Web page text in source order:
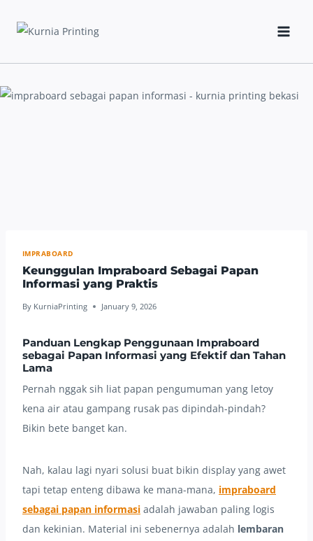
IMPRABOARD
Keunggulan Impraboard Sebagai Papan
Informasi yang Praktis
By KurniaPrinting January 9, 2026
Panduan Lengkap Penggunaan Impraboard
sebagai Papan Informasi yang Efektif dan Tahan
Lama
Pernah nggak sih liat papan pengumuman yang letoy
kena air atau gampang rusak pas dipindah-pindah?
Bikin bete banget kan.
Nah, kalau lagi nyari solusi buat bikin display yang awet
tapi tetap enteng dibawa ke mana-mana, impraboard
sebagai papan informasi adalah jawaban paling logis
dan kekinian. Material ini sebenernya adalah lembaran